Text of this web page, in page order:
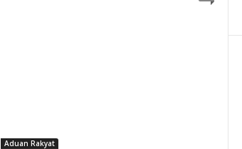
Aduan Rakyat